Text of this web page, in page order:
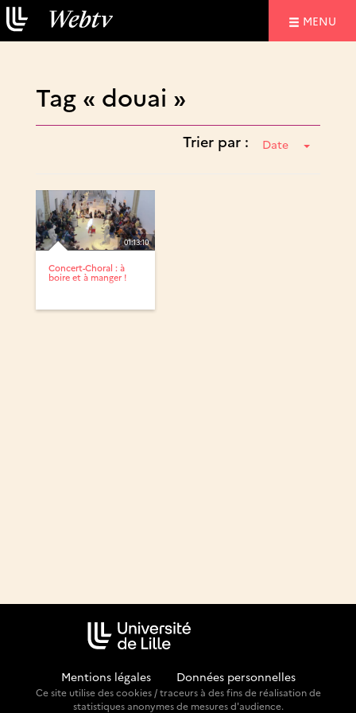
MENU
Tag « douai »
Trier par : Date
01:13:10
Concert-Choral : à
boire et à manger !
Mentions légales Données personnelles
Ce site utilise des cookies / traceurs à des fins de réalisation de
statistiques anonymes de mesures d'audience.